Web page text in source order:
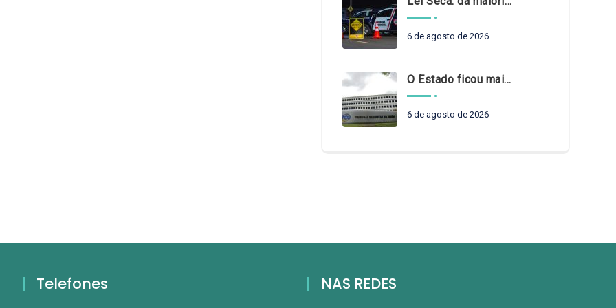
6 de agosto de 2026
O Estado ficou mais complexo. O controle precisa acompanhar
6 de agosto de 2026
Telefones NAS REDES